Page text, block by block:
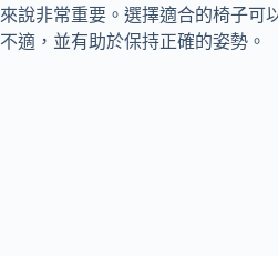
來說非常重要。選擇適合的椅子可
不適，並有助於保持正確的姿勢。